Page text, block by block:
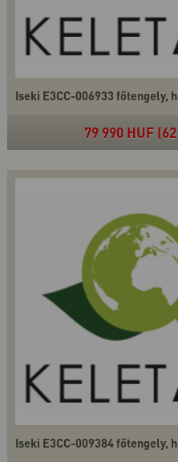
Iseki E3CC-006933 főtengely,
79 990 HUF
Iseki E3CC-009384 főtengely,